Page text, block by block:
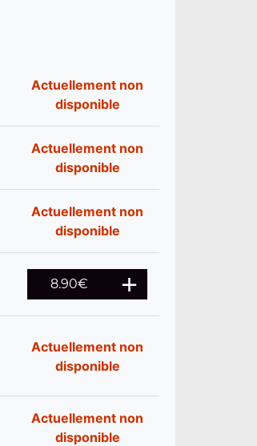
Actuellement non
disponible
Actuellement non
disponible
Actuellement non
disponible
8.90€
Actuellement non
disponible
Actuellement non
disponible